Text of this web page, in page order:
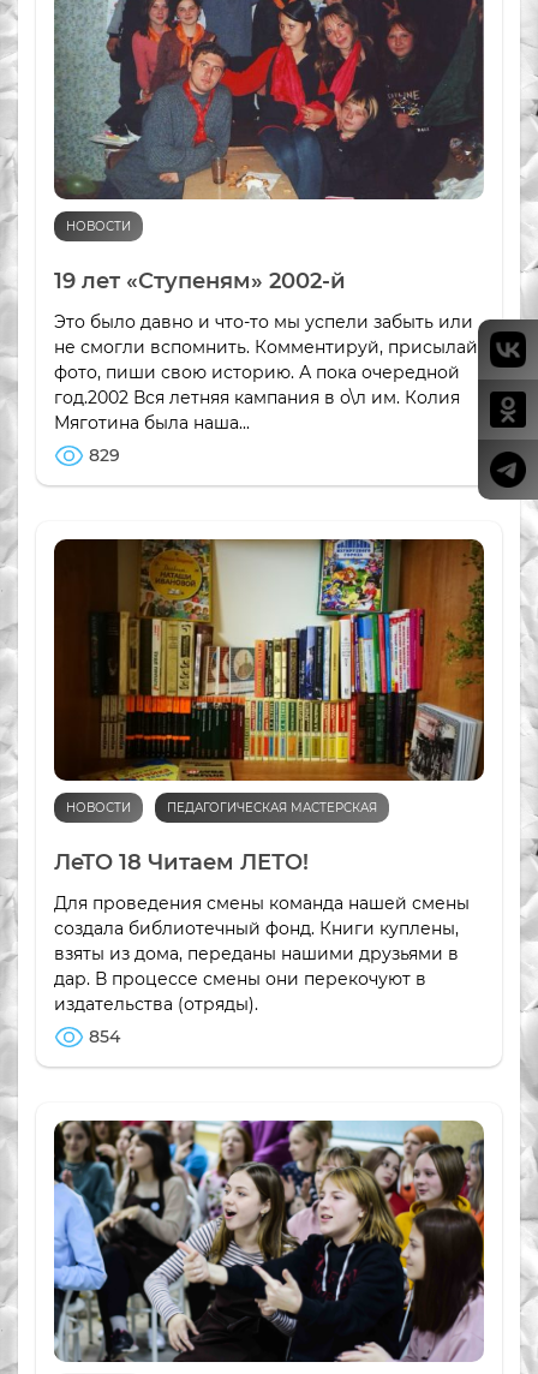
НОВОСТИ
19 лет «Ступеням» 2002-й
Это было давно и что-то мы успели забыть или
не смогли вспомнить. Комментируй, присылай
фото, пиши свою историю. А пока очередной
год.2002 Вся летняя кампания в о\л им. Колия
Мяготина была наша...
829
НОВОСТИ ПЕДАГОГИЧЕСКАЯ МАСТЕРСКАЯ
ЛеТО 18 Читаем ЛЕТО!
Для проведения смены команда нашей смены
создала библиотечный фонд. Книги куплены,
взяты из дома, переданы нашими друзьями в
дар. В процессе смены они перекочуют в
издательства (отряды).
854